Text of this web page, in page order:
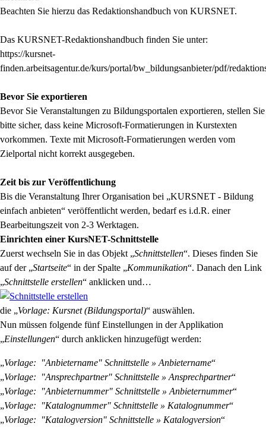
Beachten Sie hierzu das Redaktionshandbuch von KURSNET.
Das KURSNET-Redaktionshandbuch finden Sie unter:
https://kursnet-
finden.arbeitsagentur.de/kurs/portal/bw_bildungsanbieter/pdf/
Bevor Sie exportieren
Bevor Sie Veranstaltungen zu Bildungsportalen exportieren, stellen Sie
bitte sicher, dass keine Microsoft-Formatierungen in Kurstexten
vorkommen. Texte mit Microsoft-Formatierungen werden vom
Zielportal nicht korrekt ausgegeben.
Zeit bis zur Veröffentlichung
Bis die Veranstaltung Ihrer Organisation bei „KURSNET - Bildung
einfach anbieten“ veröffentlicht werden, bedarf es i.d.R. einer
Bearbeitungszeit von 2-3 Werktagen.
Einrichten einer KursNET-Schnittstelle
Zuerst wechseln Sie in das Objekt „Schnittstellen“. Dieses finden Sie
auf der „Startseite“ in der Spalte „Kommunikation“. Danach den Link
„Schnittstelle erstellen“ anklicken und…
die „Vorlage: Kursnet (Bildungsportal)“ auswählen.
Nun müssen folgende fünf Einstellungen in der Applikation
„Einstellungen“ durch anklicken hinzugefügt werden:
„Vorlage: "Anbietername" Schnittstelle » Anbietername“
„Vorlage: "Ansprechpartner" Schnittstelle » Ansprechpartner“
„Vorlage: "Anbieternummer" Schnittstelle » Anbieternummer“
„Vorlage: "Katalognummer" Schnittstelle » Katalognummer“
„Vorlage: "Katalogversion" Schnittstelle » Katalogversion“